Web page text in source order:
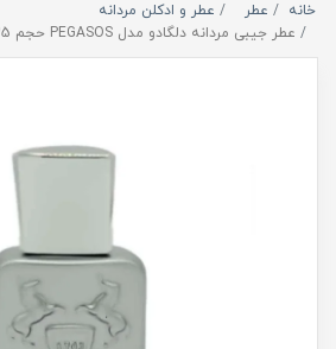
خانه عطر
عطر و ادکلن مردانه
عطر جیبی مردانه دلگادو مدل PEGASOS حجم 25 میلی لیتر